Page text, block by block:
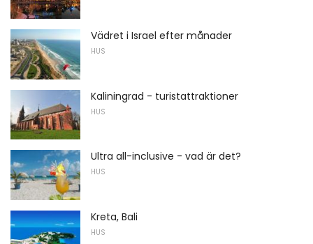
Vädret i Israel efter månader
HUS
Kaliningrad - turistattraktioner
HUS
Ultra all-inclusive - vad är det?
HUS
Kreta, Bali
HUS